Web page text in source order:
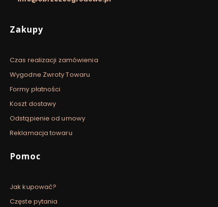
Linki w stopce
Zakupy
Czas realizacji zamówienia
Wygodne Zwroty Towaru
Formy płatności
Koszt dostawy
Odstąpienie od umowy
Reklamacja towaru
Pomoc
Jak kupować?
Częste pytania